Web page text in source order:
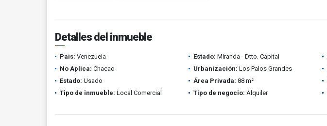
Detalles del inmueble
País: Venezuela Estado: Miranda - Dtto. Capital
No Aplica: Chacao Urbanización: Los Palos Grandes
Estado: Usado Área Privada: 88 m²
Tipo de inmueble: Local Comercial Tipo de negocio: Alquiler